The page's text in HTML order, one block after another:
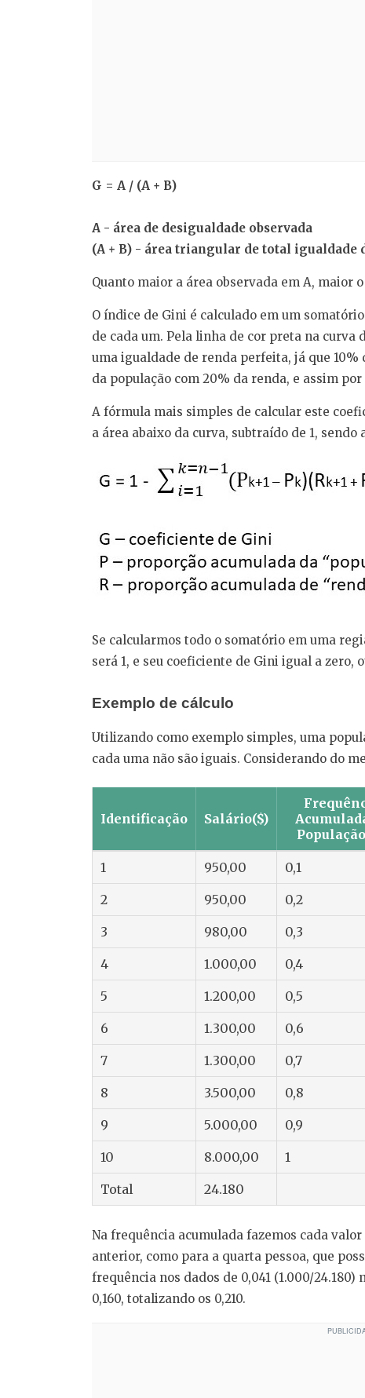
G = A / (A + B)
A - área de desigualdade observada
(A + B) - área triangular de total igualdade
Quanto maior a área observada em A, maior
O índice de Gini é calculado em um
de cada um. Pela linha de cor preta na curva
uma igualdade de renda perfeita, já que 10%
da população com 20% da renda, e assim
A fórmula mais simples de calcular este
a área abaixo da curva, subtraído de 1, sendo
Se calcularmos todo o somatório em uma
será 1, e seu coeficiente de Gini igual a zero,
Exemplo de cálculo
Utilizando como exemplo simples, uma
cada uma não são iguais. Considerando do
Identificação Salário($)
1 950,00 0,1
2 950,00 0,2
3 980,00 0,3
4 1.000,00 0,4
5 1.200,00 0,5
6 1.300,00 0,6
7 1.300,00 0,7
8 3.500,00 0,8
9 5.000,00 0,9
10 8.000,00 1
Total 24.180
Na frequência acumulada fazemos cada
anterior, como para a quarta pessoa, que
frequência nos dados de 0,041 (1.000/
0,160, totalizando os 0,210.